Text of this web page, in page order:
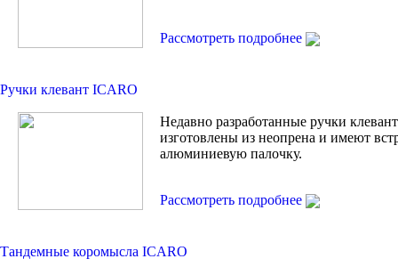
Рассмотреть подробнее
Ручки клевант ICARO
Недавно разработанные ручки
изготовлены из неопрена и имеют
алюминиевую палочку.
Рассмотреть подробнее
Тандемные коромысла ICARO